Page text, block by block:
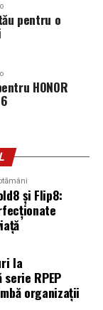
pentru o
HONOR
și Flip8:
la
RPEP
organizații